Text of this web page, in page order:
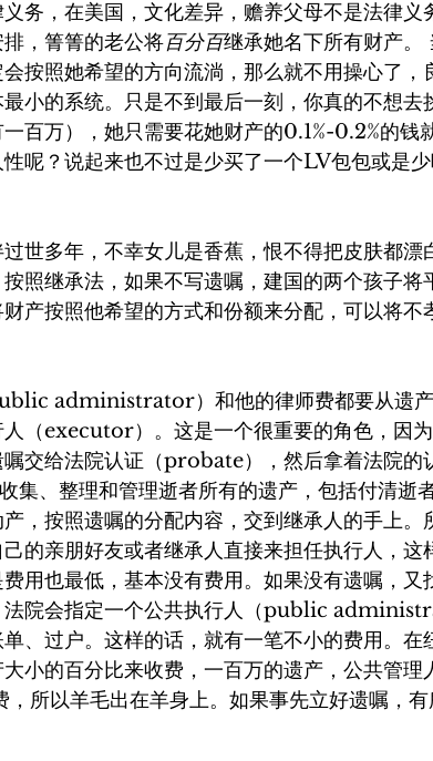
务，在美国，文化差异，赡养父母不是法律义
，箐箐的老公将百分百继承她名下所有财产。
按照她希望的方向流淌，那么就不用操心了，
小的系统。只是不到最后一刻，你真的不想去
百万），她只需要花她财产的0.1%-0.2%的钱
呢？说起来也不过是少买了一个LV包包或是
世多年，不幸女儿是香蕉，恨不得把皮肤都漂
照继承法，如果不写遗嘱，建国的两个孩子将
产按照他希望的方式和份额来分配，可以将不
administrator）和他的律师费都要从遗
（executor）。这是一个很重要的角色，因
交给法院认证（probate），然后拿着法院的
、整理和管理逝者所有的遗产，包括付清逝
，按照遗嘱的分配内容，交到继承人的手上。
的亲朋好友或者继承人直接来担任执行人，这
用也最低，基本没有费用。如果没有遗嘱，又
法院会指定一个公共执行人（public
、过户。这样的话，就有一笔不小的费用。在
小的百分比来收费，一百万的遗产，公共管理
所以羊毛出在羊身上。如果事先立好遗嘱，